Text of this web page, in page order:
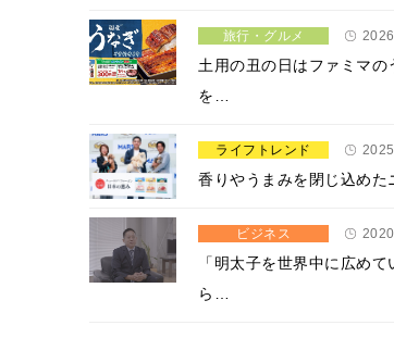
旅行・グルメ
土用の丑の日はファミマ
を…
ライフトレンド
香りやうまみを閉じ込め
ビジネス
「明太子を世界中に広め
ら…